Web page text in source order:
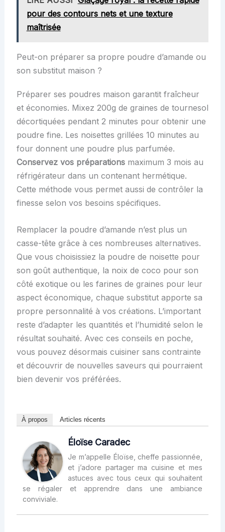
pour des contours nets et une texture
maîtrisée
Peut-on préparer sa propre poudre d’amande ou
son substitut maison ?
Préparer ses poudres maison garantit fraîcheur
et économies. Mixez 200g de graines de tournesol
décortiquées pendant 2 minutes pour obtenir une
poudre fine. Les noisettes grillées 10 minutes au
four donnent une poudre plus parfumée.
Conservez vos préparationsmaximum 3 mois au
réfrigérateur dans un contenant hermétique.
Cette méthode vous permet aussi de contrôler la
finesse selon vos besoins spécifiques.
Remplacer la poudre d’amande n’est plus un
casse-tête grâce à ces nombreuses alternatives.
Que vous choisissiez la poudre de noisette pour
son goût authentique, la noix de coco pour son
côté exotique ou les farines de graines pour leur
aspect économique, chaque substitut apporte sa
propre personnalité à vos créations. L’important
reste d’adapter les quantités et l’humidité selon le
résultat souhaité. Avec ces conseils en poche,
vous pouvez désormais cuisiner sans contrainte
et découvrir de nouvelles saveurs qui pourraient
bien devenir vos préférées.
À propos Articles récents
Éloïse Caradec
Je m’appelle Éloïse, cheffe passionnée,
et j’adore partager ma cuisine et mes
astuces avec tous ceux qui souhaitent
se régaler et apprendre dans une ambiance
conviviale.